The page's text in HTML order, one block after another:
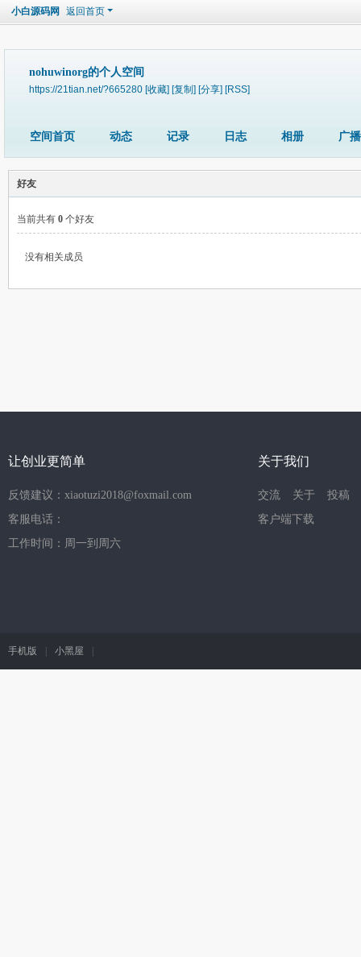
小白源码网 返回首页
nohuwinorg的个人空间
https://21tian.net/?665280 [收藏] [复制] [分享] [RSS]
空间首页 动态 记录 日志 相册 广播
好友
当前共有 0 个好友
没有相关成员
让创业更简单
反馈建议：xiaotuzi2018@foxmail.com
客服电话：
工作时间：周一到周六
关于我们
交流 关于
投稿
客户端下载
手机版 小黑屋